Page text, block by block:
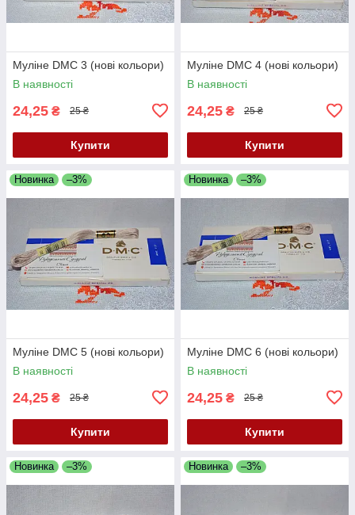
Муліне DMC 3 (нові кольори)
В наявності
24,25 ₴ 25 ₴
Купити
Муліне DMC 4 (нові кольори)
В наявності
24,25 ₴ 25 ₴
Купити
Новинка –3%
Муліне DMC 5 (нові кольори)
В наявності
24,25 ₴ 25 ₴
Купити
Новинка –3%
Муліне DMC 6 (нові кольори)
В наявності
24,25 ₴ 25 ₴
Купити
Новинка –3% Новинка –3%